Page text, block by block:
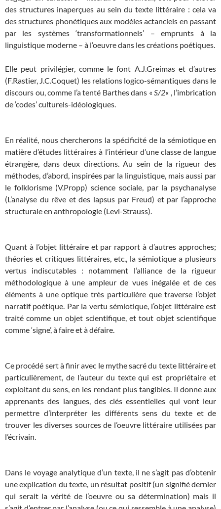
des structures inaperçues au sein du texte littéraire : cela va
des structures phonétiques aux modèles actanciels en passant
par les systèmes ‘transformationnels’ – emprunts à la
linguistique moderne – à l’oeuvre dans les créations poétiques.
Elle peut privilégier, comme le font A.J.Greimas et d’autres
(F.Rastier, J.C.Coquet) les relations logico-sémantiques dans le
discours ou, comme l’a tenté Barthes dans « S/2« , l’imbrication
de ‘codes’ culturels-idéologiques.
En réalité, nous chercherons la spécificité de la sémiotique en
matière d’études littéraires à l’intérieur d’une classe de langue
étrangère, dans deux directions. Au sein de la rigueur des
méthodes, d’abord, inspirées par la linguistique, mais aussi par
le folklorisme (V.Propp) science sociale, par la psychanalyse
(L’analyse du rêve et des lapsus par Freud) et par l’approche
structurale en anthropologie (Levi-Strauss).
Quant à l’objet littéraire et par rapport à d’autres approches;
théories et critiques littéraires, etc., la sémiotique a plusieurs
vertus indiscutables : notamment l’alliance de la rigueur
méthodologique à une ampleur de vues inégalée et de ces
éléments à une optique très particulière que traverse l’objet
narratif poétique. Par la vertu sémiotique, l’objet littéraire est
traité comme un objet scientifique, et tout objet scientifique
comme ‘signe’, à faire et à défaire.
Ce procédé sert à finir avec le mythe sacré du texte littéraire et
particulièrement, de l’auteur du texte qui est propriétaire et
exploitant du sens, en les rendant plus tangibles. Il donne aux
apprenants des langues, des clés essentielles qui vont leur
permettre d’interpréter les différents sens du texte et de
trouver les diverses sources de l’oeuvre littéraire utilisées par
l’écrivain.
Dans le voyage analytique d’un texte, il ne s’agit pas d’obtenir
une explication du texte, un résultat positif (un signifié dernier
qui serait la vérité de l’oeuvre ou sa détermination) mais il